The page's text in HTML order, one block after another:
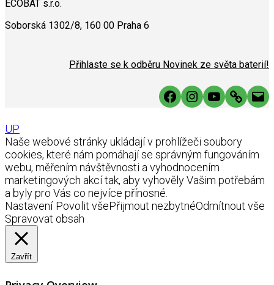
ECOBAT s.r.o.
Soborská 1302/8, 160 00 Praha 6
Přihlaste se k odběru Novinek ze světa baterií!
Facebook
Instagram
YouTube
Link
UP
Naše webové stránky ukládají v prohlížeči soubory
cookies, které nám pomáhají se správným fungováním
webu, měřením návštěvnosti a vyhodnocením
marketingových akcí tak, aby vyhověly Vašim potřebám
a byly pro Vás co nejvíce přínosné.
Nastavení Povolit všePřijmout nezbytnéOdmítnout vše
Spravovat obsah
Zavřít